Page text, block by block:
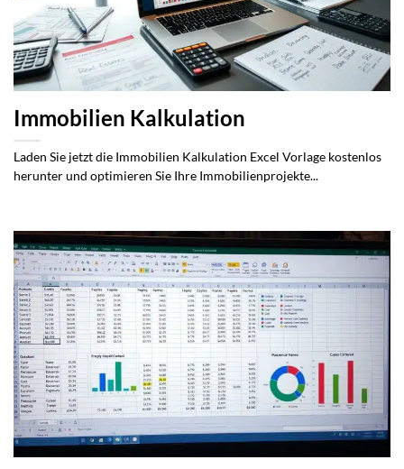
Immobilien Kalkulation
Laden Sie jetzt die Immobilien Kalkulation Excel Vorlage kostenlos
herunter und optimieren Sie Ihre Immobilienprojekte...